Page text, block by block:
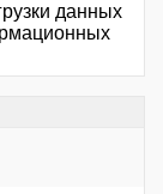
данных